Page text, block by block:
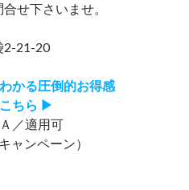
せ下さいませ。
21-20
かる圧倒的お得感
ちら ▶
／適用可
ャンペーン）